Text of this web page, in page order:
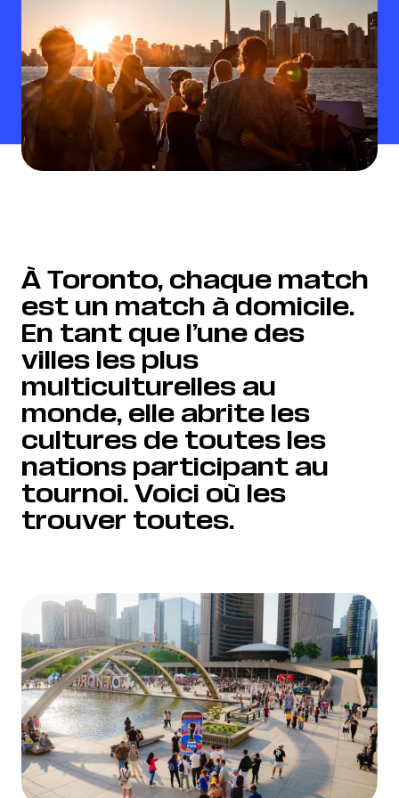
À Toronto, chaque match
est un match à domicile.
En tant que l’une des
villes les plus
multiculturelles au
monde, elle abrite les
cultures de toutes les
nations participant au
tournoi. Voici où les
trouver toutes.